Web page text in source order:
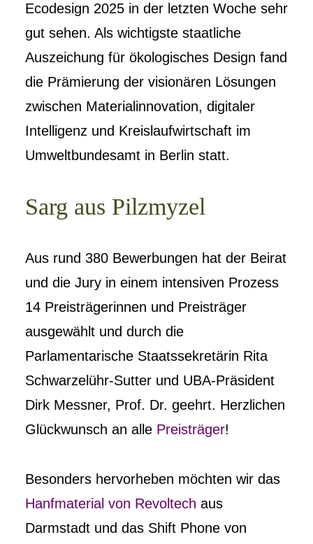
Ecodesign 2025 in der letzten Woche sehr
gut sehen. Als wichtigste staatliche
Auszeichung für ökologisches Design fand
die Prämierung der visionären Lösungen
zwischen Materialinnovation, digitaler
Intelligenz und Kreislaufwirtschaft im
Umweltbundesamt in Berlin statt.
Sarg aus Pilzmyzel
Aus rund 380 Bewerbungen hat der Beirat
und die Jury in einem intensiven Prozess
14 Preisträgerinnen und Preisträger
ausgewählt und durch die
Parlamentarische Staatssekretärin Rita
Schwarzelühr-Sutter und UBA-Präsident
Dirk Messner, Prof. Dr. geehrt. Herzlichen
Glückwunsch an alle Preisträger!
Besonders hervorheben möchten wir das
Hanfmaterial von Revoltech aus
Darmstadt und das Shift Phone von